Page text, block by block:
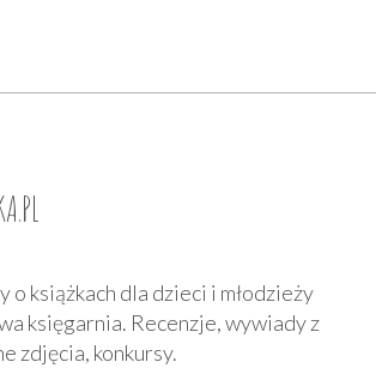
o książkach dla dzieci i młodzieży
księgarnia. Recenzje, wywiady z
zdjęcia, konkursy.